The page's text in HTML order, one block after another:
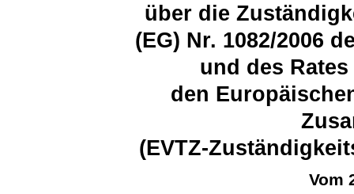
über die
(EG) Nr. 1082/2006
und des
den
(EVTZ-
Vom